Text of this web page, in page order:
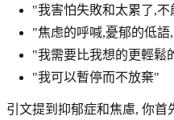
"我害怕失敗和太累了,不
"焦虑的呼喊,憂郁的低
"我需要比我想的更輕鬆
"我可以暫停而不放棄"
引文提到抑郁症和焦慮, 你首